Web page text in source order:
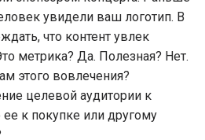
увидели ваш логотип. В
что контент увлек
метрика? Да. Полезная? Нет.
этого вовлечения?
целевой аудитории к
к покупке или другому